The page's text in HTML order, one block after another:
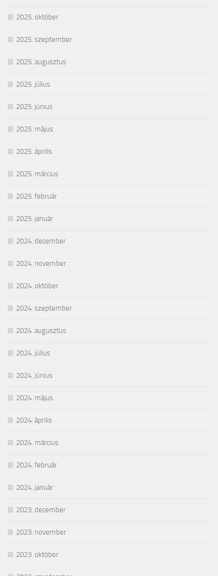
2025. október
2025. szeptember
2025. augusztus
2025. július
2025. június
2025. május
2025. április
2025. március
2025. február
2025. január
2024. december
2024. november
2024. október
2024. szeptember
2024. augusztus
2024. július
2024. június
2024. május
2024. április
2024. március
2024. február
2024. január
2023. december
2023. november
2023. október